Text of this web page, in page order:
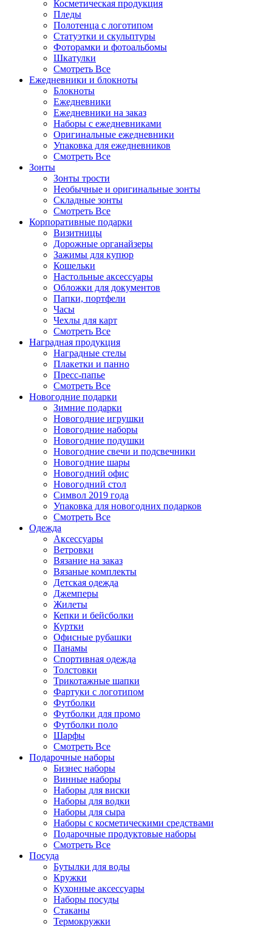
Косметическая продукция
Пледы
Полотенца с логотипом
Статуэтки и скульптуры
Фоторамки и фотоальбомы
Шкатулки
Смотреть Все
Ежедневники и блокноты
Блокноты
Ежедневники
Ежедневники на заказ
Наборы с ежедневниками
Оригинальные ежедневники
Упаковка для ежедневников
Смотреть Все
Зонты
Зонты трости
Необычные и оригинальные зонты
Складные зонты
Смотреть Все
Корпоративные подарки
Визитницы
Дорожные органайзеры
Зажимы для купюр
Кошельки
Настольные аксессуары
Обложки для документов
Папки, портфели
Часы
Чехлы для карт
Смотреть Все
Наградная продукция
Наградные стелы
Плакетки и панно
Пресс-папье
Смотреть Все
Новогодние подарки
Зимние подарки
Новогодние игрушки
Новогодние наборы
Новогодние подушки
Новогодние свечи и подсвечники
Новогодние шары
Новогодний офис
Новогодний стол
Символ 2019 года
Упаковка для новогодних подарков
Смотреть Все
Одежда
Аксессуары
Ветровки
Вязание на заказ
Вязаные комплекты
Детская одежда
Джемперы
Жилеты
Кепки и бейсболки
Куртки
Офисные рубашки
Панамы
Спортивная одежда
Толстовки
Трикотажные шапки
Фартуки с логотипом
Футболки
Футболки для промо
Футболки поло
Шарфы
Смотреть Все
Подарочные наборы
Бизнес наборы
Винные наборы
Наборы для виски
Наборы для водки
Наборы для сыра
Наборы с косметическими средствами
Подарочные продуктовые наборы
Смотреть Все
Посуда
Бутылки для воды
Кружки
Кухонные аксессуары
Наборы посуды
Стаканы
Термокружки